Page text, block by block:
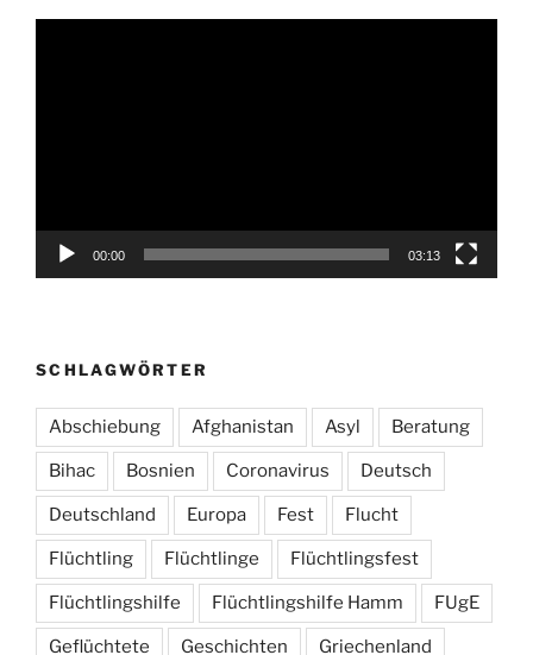
00:00 03:13
SCHLAGWÖRTER
Abschiebung Afghanistan Asyl Beratung
Bihac Bosnien Coronavirus Deutsch
Deutschland Europa Fest Flucht
Flüchtling Flüchtlinge Flüchtlingsfest
Flüchtlingshilfe Flüchtlingshilfe Hamm FUgE
Geflüchtete Geschichten Griechenland